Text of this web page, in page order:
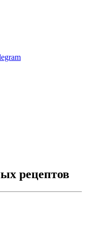
рецептов